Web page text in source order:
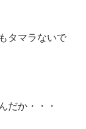
タマラないで
だか・・・